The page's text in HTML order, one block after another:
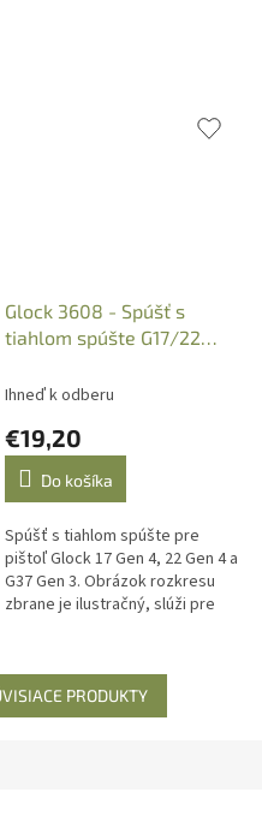
Glock 3608 - Spúšť s
tiahlom spúšte G17/22
Ihneď k odberu
€19,20
Do košíka
Spúšť s tiahlom spúšte pre
pištoľ Glock 17 Gen 4, 22 Gen 4 a
G37 Gen 3. Obrázok rozkresu
zbrane je ilustračný, slúži pre
PRODUKTY